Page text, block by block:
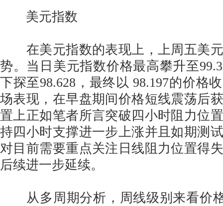
美元指数
在美元指数的表现上，上周五美元
势。当日美元指数价格最高攀升至
下探至98.628，最终以 98.197的价格
场表现，在早盘期间价格短线震荡后
置上正如笔者所言突破四小时阻力位
持四小时支撑进一步上涨并且如期测
对目前需要重点关注日线阻力位置得
后续进一步延续。
从多周期分析，周线级别来看价格